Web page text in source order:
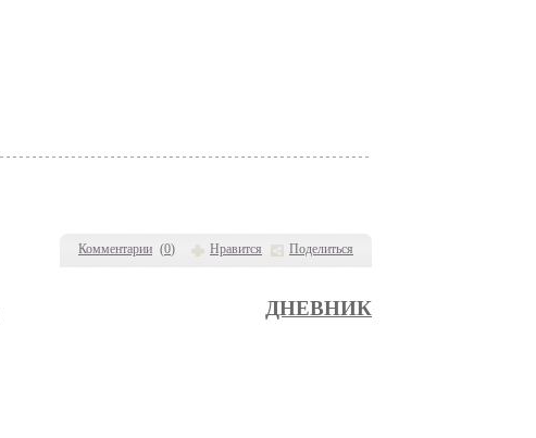
Комментарии (0) Нравится Поделиться
ДНЕВНИК